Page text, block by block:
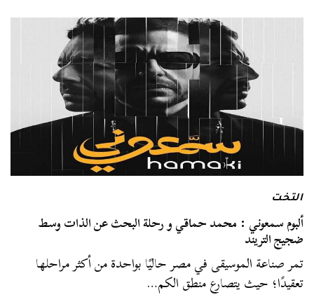
التخت
ألبوم سمعوني : محمد حماقي و رحلة البحث عن الذات وسط
ضجيج التريند
تمر صناعة الموسيقى في مصر حاليًا بواحدة من أكثر مراحلها
تعقيدًا؛ حيث يتصارع منطق الكم…